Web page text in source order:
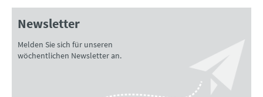
Newsletter
Melden Sie sich für unseren
wöchentlichen Newsletter an.